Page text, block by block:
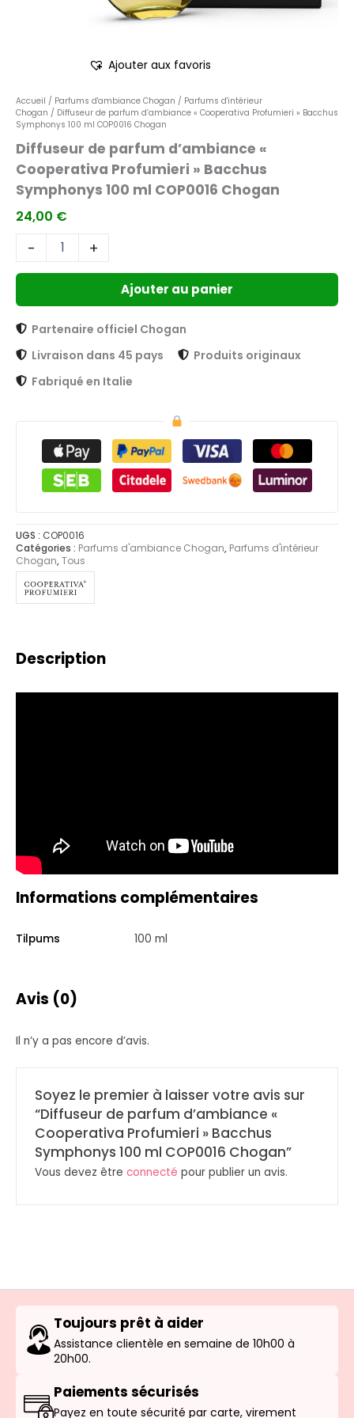
Ajouter aux favoris
Accueil / Parfums d'ambiance Chogan / Parfums d'intérieur
Chogan / Diffuseur de parfum d’ambiance « Cooperativa Profumieri » Bacchus
Symphonys 100 ml COP0016 Chogan
Diffuseur de parfum d’ambiance «
Cooperativa Profumieri » Bacchus
Symphonys 100 ml COP0016 Chogan
24,00 €
- +
Ajouter au panier
Partenaire officiel Chogan
Livraison dans 45 pays
Produits originaux
Fabriqué en Italie
UGS : COP0016
Catégories : Parfums d'ambiance Chogan, Parfums d'intérieur
Chogan,Tous
Description
Informations complémentaires
Tilpums 100 ml
Avis (0)
Il n’y a pas encore d’avis.
Soyez le premier à laisser votre avis sur
“Diffuseur de parfum d’ambiance «
Cooperativa Profumieri » Bacchus
Symphonys 100 ml COP0016 Chogan”
Vous devez être connecté pour publier un avis.
Toujours prêt à aider
Assistance clientèle en semaine de 10h00 à
20h00.
Paiements sécurisés
Payez en toute sécurité par carte, virement